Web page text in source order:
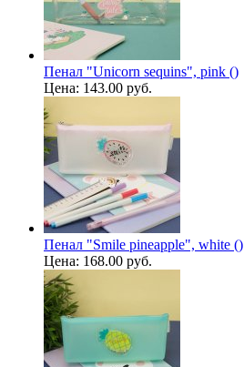
Пенал "Unicorn sequins", pink ()
Цена: 143.00 руб.
Пенал "Smile pineapple", white ()
Цена: 168.00 руб.